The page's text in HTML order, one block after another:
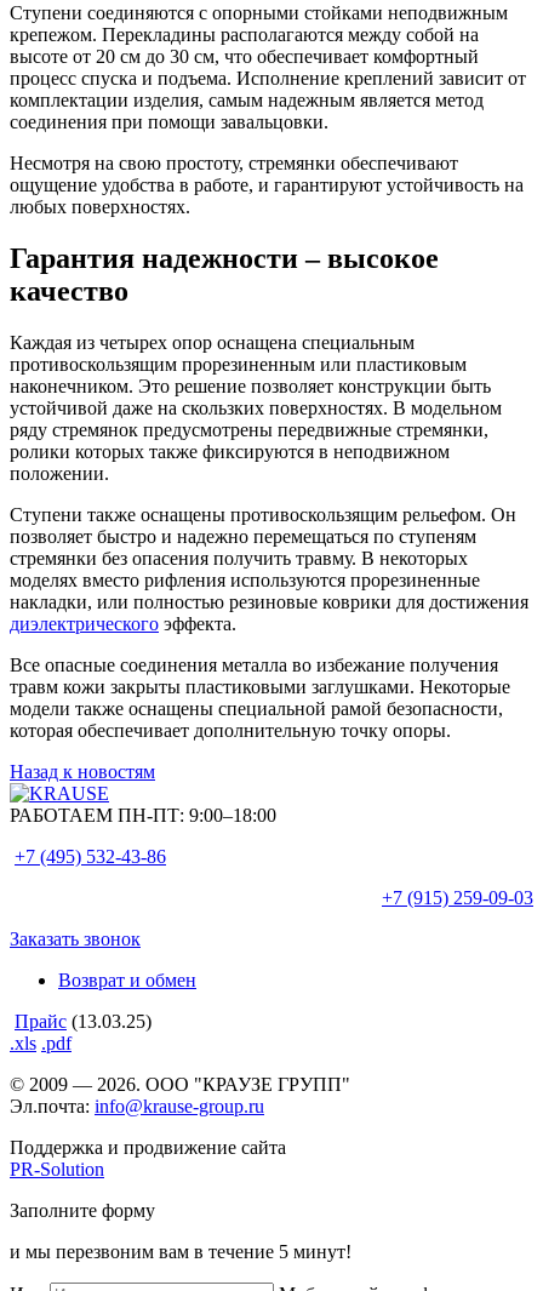
Ступени соединяются с опорными стойками неподвижным
крепежом. Перекладины располагаются между собой на
высоте от 20 см до 30 см, что обеспечивает комфортный
процесс спуска и подъема. Исполнение креплений зависит от
комплектации изделия, самым надежным является метод
соединения при помощи завальцовки.
Несмотря на свою простоту, стремянки обеспечивают
ощущение удобства в работе, и гарантируют устойчивость на
любых поверхностях.
Гарантия надежности – высокое
качество
Каждая из четырех опор оснащена специальным
противоскользящим прорезиненным или пластиковым
наконечником. Это решение позволяет конструкции быть
устойчивой даже на скользких поверхностях. В модельном
ряду стремянок предусмотрены передвижные стремянки,
ролики которых также фиксируются в неподвижном
положении.
Ступени также оснащены противоскользящим рельефом. Он
позволяет быстро и надежно перемещаться по ступеням
стремянки без опасения получить травму. В некоторых
моделях вместо рифления используются прорезиненные
накладки, или полностью резиновые коврики для достижения
диэлектрического эффекта.
Все опасные соединения металла во избежание получения
травм кожи закрыты пластиковыми заглушками. Некоторые
модели также оснащены специальной рамой безопасности,
которая обеспечивает дополнительную точку опоры.
Назад к новостям
РАБОТАЕМ ПН-ПТ: 9:00–18:00
+7 (495) 532-43-86
+7 (915) 259-09-03
Заказать звонок
Возврат и обмен
Прайс (13.03.25)
.xls .pdf
© 2009 — 2026. ООО "КРАУЗЕ ГРУПП"
Эл.почта: info@krause-group.ru
Поддержка и продвижение сайта
PR-Solution
Заполните форму
и мы перезвоним вам в течение 5 минут!